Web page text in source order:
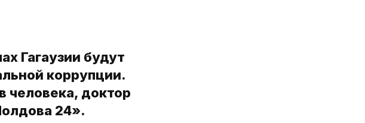
Гагаузии будут
коррупции.
человека, доктор
24».